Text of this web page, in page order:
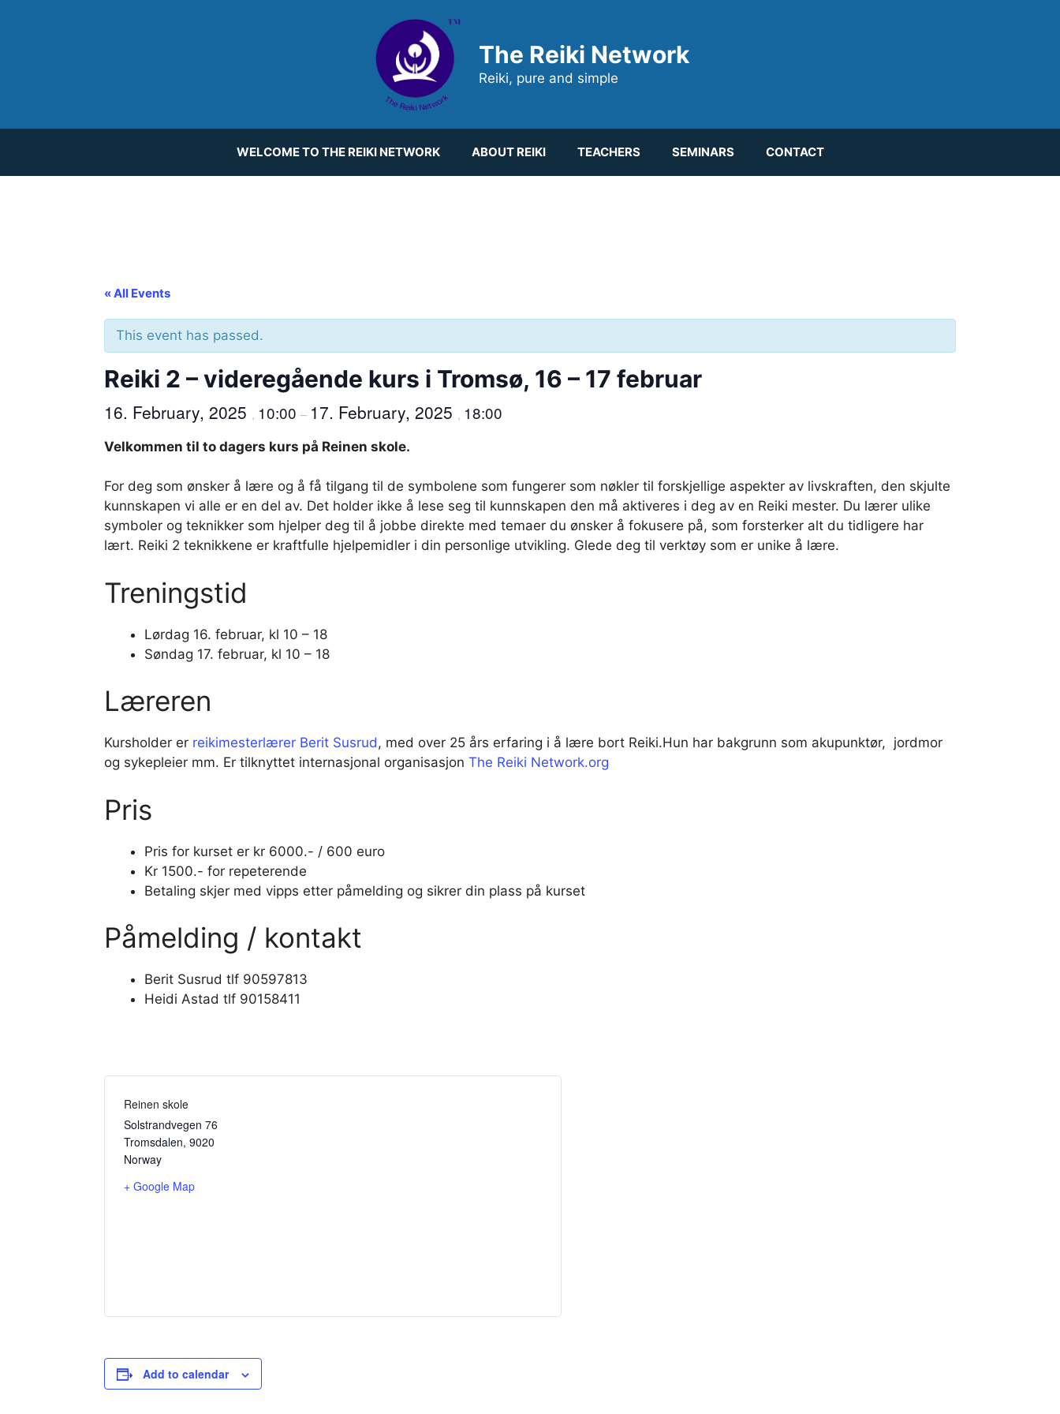
The Reiki Network
Reiki, pure and simple
WELCOME TO THE REIKI NETWORK ABOUT REIKI TEACHERS SEMINARS CONTACT
« All Events
This event has passed.
Reiki 2 – videregående kurs i Tromsø, 16 – 17 februar
16. February, 2025 , 10:00 – 17. February, 2025 , 18:00
Velkommen til to dagers kurs på Reinen skole.
For deg som ønsker å lære og å få tilgang til de symbolene som fungerer som nøkler til forskjellige aspekter av livskraften, den skjulte
kunnskapen vi alle er en del av. Det holder ikke å lese seg til kunnskapen den må aktiveres i deg av en Reiki mester. Du lærer ulike
symboler og teknikker som hjelper deg til å jobbe direkte med temaer du ønsker å fokusere på, som forsterker alt du tidligere har
lært. Reiki 2 teknikkene er kraftfulle hjelpemidler i din personlige utvikling. Glede deg til verktøy som er unike å lære.
Treningstid
Lørdag 16. februar, kl 10 – 18
Søndag 17. februar, kl 10 – 18
Læreren
Kursholder er reikimesterlærer Berit Susrud, med over 25 års erfaring i å lære bort Reiki.Hun har bakgrunn som akupunktør, jordmor
og sykepleier mm. Er tilknyttet internasjonal organisasjon The Reiki Network.org
Pris
Pris for kurset er kr 6000.- / 600 euro
Kr 1500.- for repeterende
Betaling skjer med vipps etter påmelding og sikrer din plass på kurset
Påmelding / kontakt
Berit Susrud tlf 90597813
Heidi Astad tlf 90158411
Reinen skole
Solstrandvegen 76
Tromsdalen, 9020
Norway
+ Google Map
Add to calendar